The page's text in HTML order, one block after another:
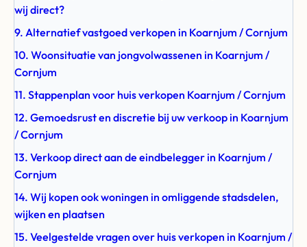
wij direct?
9. Alternatief vastgoed verkopen in Koarnjum / Cornjum
10. Woonsituatie van jongvolwassenen in Koarnjum /
Cornjum
11. Stappenplan voor huis verkopen Koarnjum / Cornjum
12. Gemoedsrust en discretie bij uw verkoop in Koarnjum
/ Cornjum
13. Verkoop direct aan de eindbelegger in Koarnjum /
Cornjum
14. Wij kopen ook woningen in omliggende stadsdelen,
wijken en plaatsen
15. Veelgestelde vragen over huis verkopen in Koarnjum /